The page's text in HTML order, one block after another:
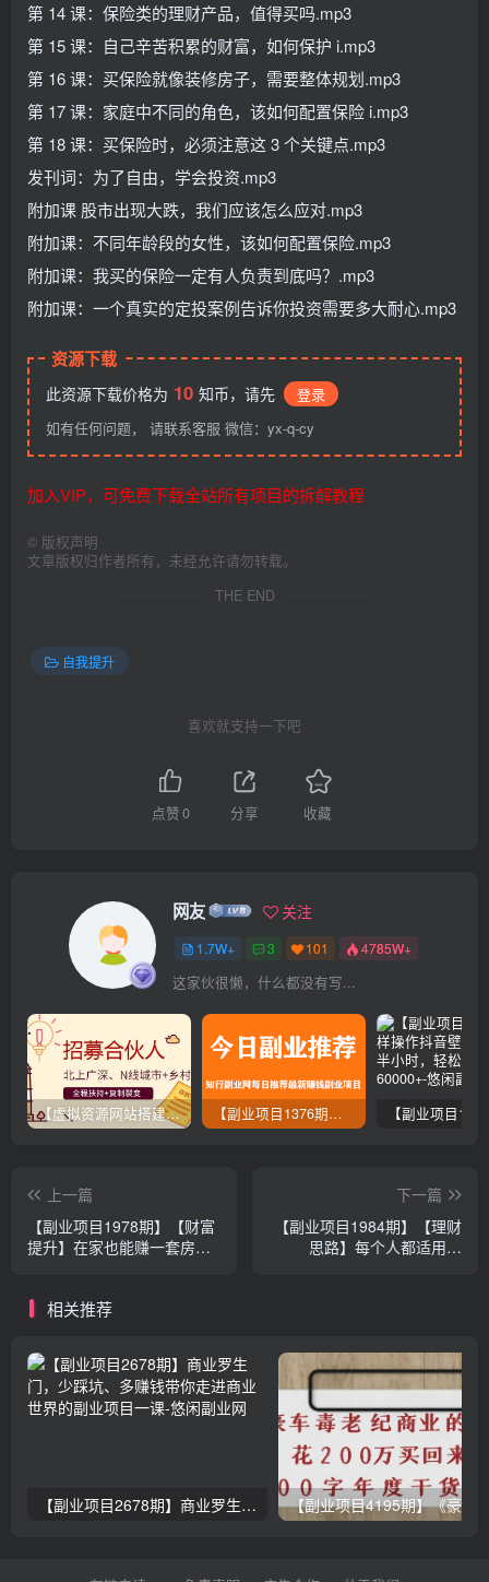
第 14 课：保险类的理财产品，值得买吗.mp3
第 15 课：自己辛苦积累的财富，如何保护 i.mp3
第 16 课：买保险就像装修房子，需要整体规划.mp3
第 17 课：家庭中不同的角色，该如何配置保险 i.mp3
第 18 课：买保险时，必须注意这 3 个关键点.mp3
发刊词：为了自由，学会投资.mp3
附加课 股市出现大跌，我们应该怎么应对.mp3
附加课：不同年龄段的女性，该如何配置保险.mp3
附加课：我买的保险一定有人负责到底吗？.mp3
附加课：一个真实的定投案例告诉你投资需要多大耐心.mp3
资源下载
此资源下载价格为 10 知币，请先
登录
如有任何问题， 请联系客服 微信：yx-q-cy
加入VIP，可免费下载全站所有项目的拆解教程
© 版权声明
文章版权归作者所有，未经允许请勿转载。
THE END
自我提升
喜欢就支持一下吧
点赞0 分享 收藏
网友 关注
1.7W+ 3 101 4785W+
这家伙很懒，什么都没有写...
【虚拟资源网站搭建服务】加盟本站系统，做一个和本站一样的独立网站，躺赚的项目 【副业项目1376期】龟课最新闲鱼项目玩法实战教程_全新升级月收益几千到几万
上一篇
【副业项目1978期】【财富
提升】在家也能赚一套房？
下一篇
【副业项目1984期】【理财
思路】每个人都适用的
相关推荐
【副业项目2678期】商业罗生门，少踩坑、多赚钱带你走进商业世界的副业项目一课